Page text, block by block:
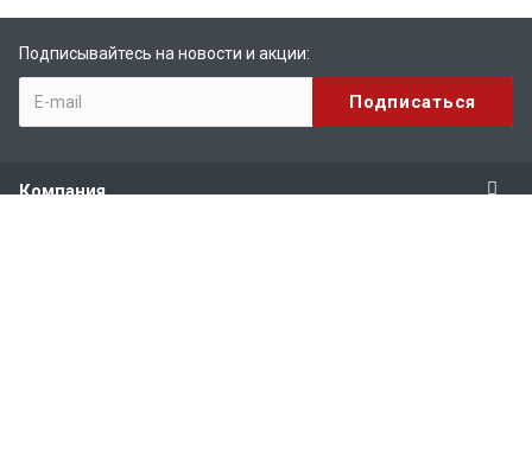
Подписывайтесь на новости и акции:
Компания